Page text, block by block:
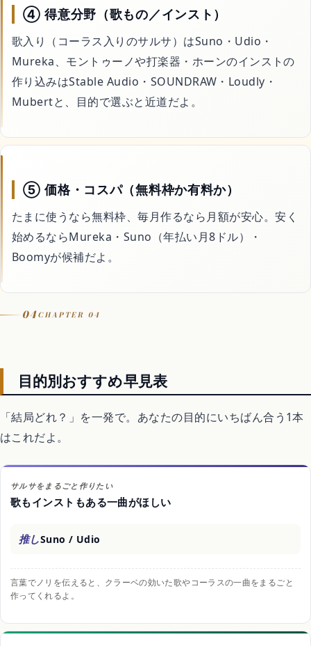
④ 得意分野（歌もの／インスト）
歌入り（コーラス入りのサルサ）はSuno・Udio・
Mureka、モントゥーノや打楽器・ホーンのインストの
作り込みはStable Audio・SOUNDRAW・Loudly・
Mubertと、目的で選ぶと近道だよ。
⑤ 価格・コスパ（無料枠か有料か）
たまに使うなら無料枠、毎月作るなら月額が安心。安く
始めるならMureka・Suno（年払い月8ドル）・
Boomyが候補だよ。
04CHAPTER 04
目的別おすすめ早見表
「結局どれ？」を一発で。あなたの目的にいちばん合う1本
はこれだよ。
サルサをまるごと作りたい
歌もインストもある一曲がほしい
推しSuno / Udio
言葉でノリを伝えると、クラーベの効いた歌やコーラスの一曲をまるごと
作ってくれるよ。